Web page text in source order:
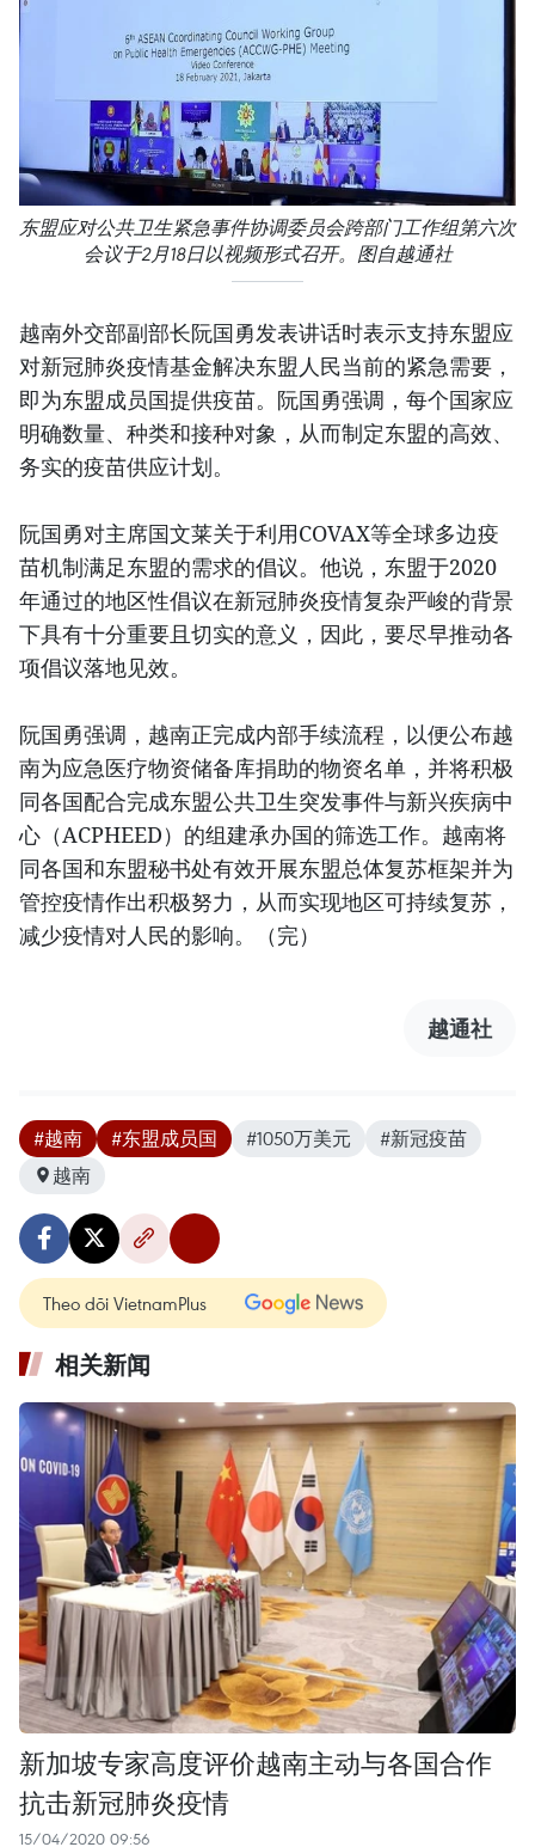
东盟应对公共卫生紧急事件协调委员会跨部门工作组第六次
会议于2月18日以视频形式召开。图自越通社
越南外交部副部长阮国勇发表讲话时表示支持东盟应
对新冠肺炎疫情基金解决东盟人民当前的紧急需要，
即为东盟成员国提供疫苗。阮国勇强调，每个国家应
明确数量、种类和接种对象，从而制定东盟的高效、
务实的疫苗供应计划。
阮国勇对主席国文莱关于利用COVAX等全球多边疫
苗机制满足东盟的需求的倡议。他说，东盟于2020
年通过的地区性倡议在新冠肺炎疫情复杂严峻的背景
下具有十分重要且切实的意义，因此，要尽早推动各
项倡议落地见效。
阮国勇强调，越南正完成内部手续流程，以便公布越
南为应急医疗物资储备库捐助的物资名单，并将积极
同各国配合完成东盟公共卫生突发事件与新兴疾病中
心（ACPHEED）的组建承办国的筛选工作。越南将
同各国和东盟秘书处有效开展东盟总体复苏框架并为
管控疫情作出积极努力，从而实现地区可持续复苏，
减少疫情对人民的影响。（完）
越通社
#越南 #东盟成员国 #1050万美元
#新冠疫苗
越南
Theo dõi VietnamPlus
相关新闻
新加坡专家高度评价越南主动与各国合作
抗击新冠肺炎疫情
15/04/2020 09:56